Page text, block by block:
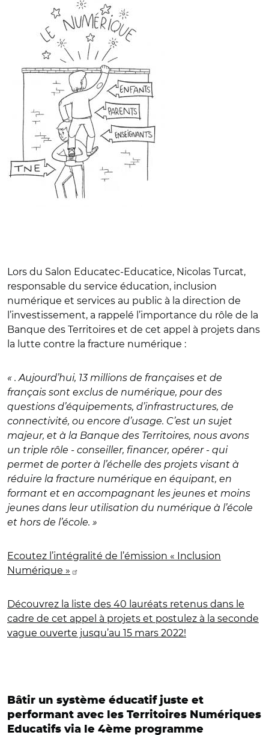
Lors du Salon Educatec-Educatice, Nicolas Turcat,
responsable du service éducation, inclusion
numérique et services au public à la direction de
l’investissement, a rappelé l’importance du rôle de la
Banque des Territoires et de cet appel à projets dans
la lutte contre la fracture numérique :
« . Aujourd’hui, 13 millions de françaises et de
français sont exclus de numérique, pour des
questions d’équipements, d’infrastructures, de
connectivité, ou encore d’usage. C’est un sujet
majeur, et à la Banque des Territoires, nous avons
un triple rôle - conseiller, financer, opérer - qui
permet de porter à l’échelle des projets visant à
réduire la fracture numérique en équipant, en
formant et en accompagnant les jeunes et moins
jeunes dans leur utilisation du numérique à l’école
et hors de l’école. »
Ecoutez l’intégralité de l’émission « Inclusion
Numérique »
Découvrez la liste des 40 lauréats retenus dans le
cadre de cet appel à projets et postulez à la seconde
vague ouverte jusqu’au 15 mars 2022!
Bâtir un système éducatif juste et
performant avec les Territoires Numériques
Educatifs via le 4ème programme